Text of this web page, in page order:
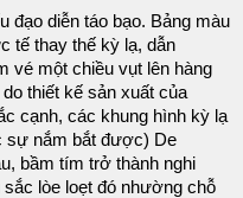
đạo diễn táo bạo. Bảng màu
tế thay thế kỳ lạ, dẫn
vé một chiều vụt lên hàng
thiết kế sản xuất của
cạnh, các khung hình kỳ lạ
sự nắm bắt được) De
bầm tím trở thành nghi
lòe loẹt đó nhường chỗ